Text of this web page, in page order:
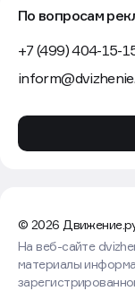
По вопросам
+7 (499) 404-15-
© 2026
На веб-сайте
материалы